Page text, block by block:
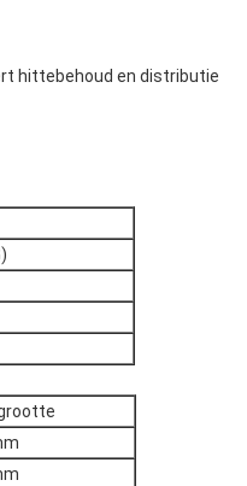
hittebehoud en distributie